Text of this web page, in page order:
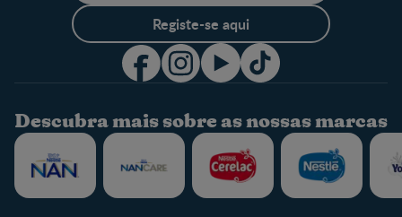
Registe-se aqui
Descubra mais sobre as nossas marcas